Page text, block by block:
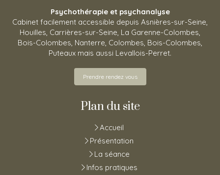
Psychothérapie et psychanalyse
Cabinet facilement accessible depuis Asnières-sur-Seine,
Houilles, Carrières-sur-Seine, La Garenne-Colombes,
Bois-Colombes, Nanterre, Colombes, Bois-Colombes,
Puteaux mais aussi Levallois-Perret.
Prendre rendez vous
Plan du site
Accueil
Présentation
La séance
Infos pratiques